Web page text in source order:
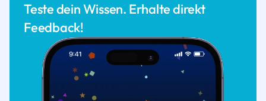
Teste dein Wissen. Erhalte direkt
Feedback!